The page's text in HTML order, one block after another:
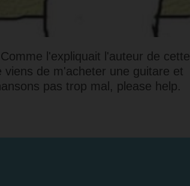
l'expliquait l'auteur de cette
de m'acheter une guitare et
pas trop mal, please help.